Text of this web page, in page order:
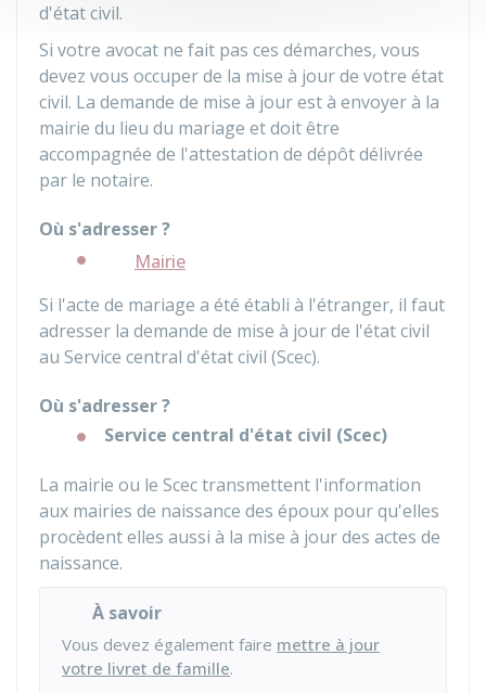
d'état civil.
Si votre avocat ne fait pas ces démarches, vous
devez vous occuper de la mise à jour de votre état
civil. La demande de mise à jour est à envoyer à la
mairie du lieu du mariage et doit être
accompagnée de l'attestation de dépôt délivrée
par le notaire.
Où s'adresser ?
Mairie
Si l'acte de mariage a été établi à l'étranger, il faut
adresser la demande de mise à jour de l'état civil
au Service central d'état civil (Scec).
Où s'adresser ?
Service central d'état civil (Scec)
La mairie ou le Scec transmettent l'information
aux mairies de naissance des époux pour qu'elles
procèdent elles aussi à la mise à jour des actes de
naissance.
À savoir
Vous devez également faire mettre à jour
votre livret de famille.